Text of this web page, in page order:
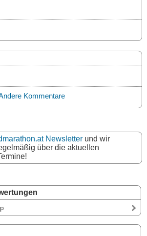
Kommentare
Newsletter und wir
über die aktuellen